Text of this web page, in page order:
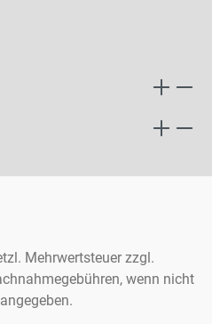
Mehrwertsteuer zzgl.
wenn nicht